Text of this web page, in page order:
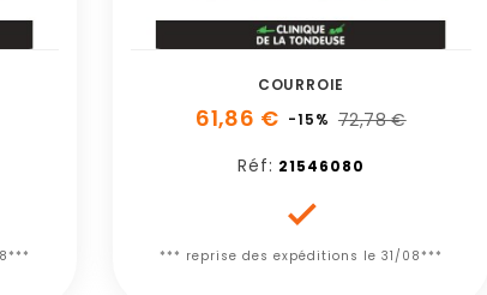
COURROIE
61,86 € -15% 72,78 €
Réf: 21546080

*** reprise des expéditions le 31/08***